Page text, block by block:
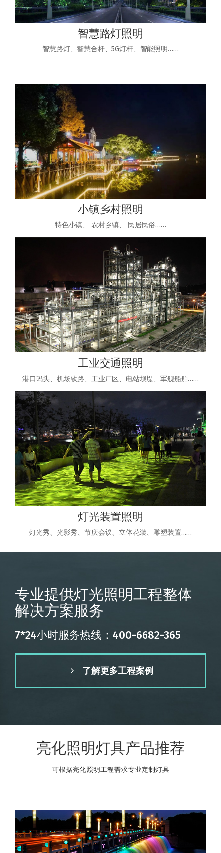
智慧路灯照明
智慧路灯、智慧合杆、5G灯杆、智能照明……
小镇乡村照明
特色小镇、 农村乡镇、 民居民俗……
工业交通照明
港口码头、机场铁路、工业厂区、电站坝堤、军舰船舶……
灯光装置照明
灯光秀、光影秀、节庆会议、立体花装、雕塑装置……
专业提供灯光照明工程整体
解决方案服务
7*24小时服务热线：400-6682-365
了解更多工程案例
亮化照明灯具产品推荐
可根据亮化照明工程需求专业定制灯具